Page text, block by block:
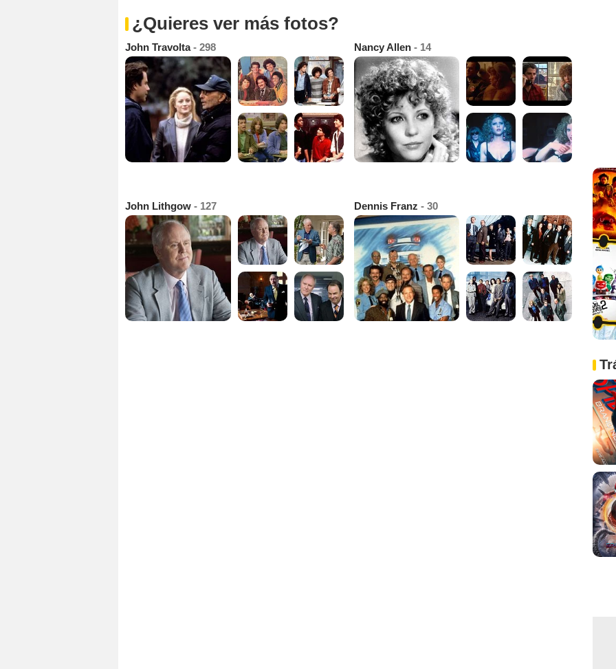
¿Quieres ver más fotos?
John Travolta- 298 Nancy Allen - 14
John Lithgow - 127 Dennis Franz - 30